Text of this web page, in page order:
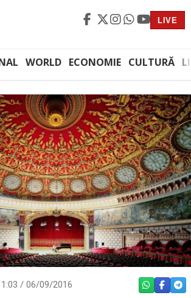
LIVE
WORLD ECONOMIE CULTURĂ
/ 06/09/2016 WHATSAPP